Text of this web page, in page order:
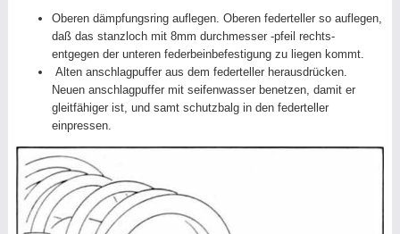
Oberen dämpfungsring auflegen. Oberen federteller so auflegen,
daß das stanzloch mit 8mm durchmesser -pfeil rechts-
entgegen der unteren federbeinbefestigung zu liegen kommt.
Alten anschlagpuffer aus dem federteller herausdrücken.
Neuen anschlagpuffer mit seifenwasser benetzen, damit er
gleitfähiger ist, und samt schutzbalg in den federteller
einpressen.